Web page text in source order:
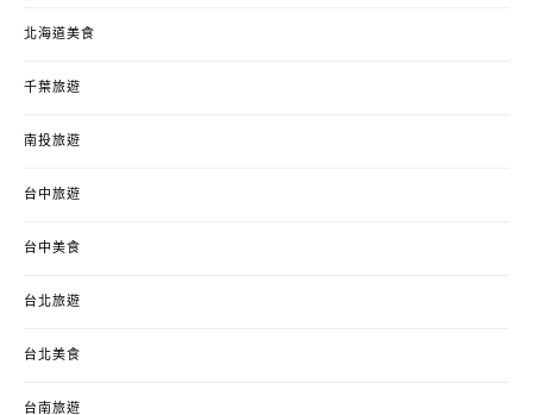
北海道美食
千葉旅遊
南投旅遊
台中旅遊
台中美食
台北旅遊
台北美食
台南旅遊